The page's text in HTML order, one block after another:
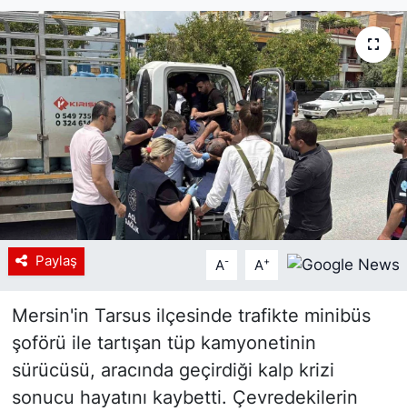
Paylaş A- A+
Mersin'in Tarsus ilçesinde trafikte minibüs
şoförü ile tartışan tüp kamyonetinin
sürücüsü, aracında geçirdiği kalp krizi
sonucu hayatını kaybetti. Çevredekilerin
Haberde insan
Tanıtım